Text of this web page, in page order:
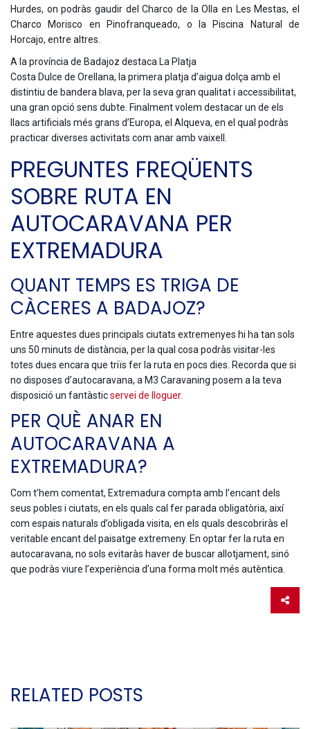
Hurdes, on podràs gaudir del Charco de la Olla en Les Mestas, el
Charco Morisco en Pinofranqueado, o la Piscina Natural de
Horcajo, entre altres.
A la província de Badajoz destaca La Platja
Costa Dulce de Orellana, la primera platja d’aigua dolça amb el
distintiu de bandera blava, per la seva gran qualitat i accessibilitat,
una gran opció sens dubte. Finalment volem destacar un de els
llacs artificials més grans d’Europa, el Alqueva, en el qual podràs
practicar diverses activitats com anar amb vaixell.
PREGUNTES FREQÜENTS
SOBRE RUTA EN
AUTOCARAVANA PER
EXTREMADURA
QUANT TEMPS ES TRIGA DE
CÀCERES A BADAJOZ?
Entre aquestes dues principals ciutats extremenyes hi ha tan sols
uns 50 minuts de distància, per la qual cosa podràs visitar-les
totes dues encara que triïs fer la ruta en pocs dies. Recorda que si
no disposes d’autocaravana, a M3 Caravaning posem a la teva
disposició un fantàsticservei de lloguer.
PER QUÈ ANAR EN
AUTOCARAVANA A
EXTREMADURA?
Com t’hem comentat, Extremadura compta amb l’encant dels
seus pobles i ciutats, en els quals cal fer parada obligatòria, així
com espais naturals d’obligada visita, en els quals descobriràs el
veritable encant del paisatge extremeny. En optar fer la ruta en
autocaravana, no sols evitaràs haver de buscar allotjament, sinó
que podràs viure l’experiència d’una forma molt més autèntica.
RELATED POSTS